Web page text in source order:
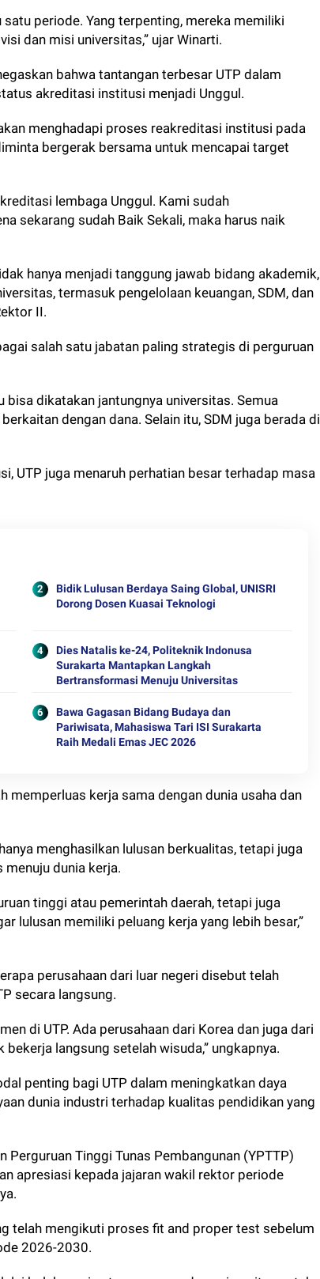
periode. Yang terpenting, mereka memiliki
dan misi universitas,” ujar Winarti.
bahwa tantangan terbesar UTP dalam
akreditasi institusi menjadi Unggul.
menghadapi proses reakreditasi institusi pada
bergerak bersama untuk mencapai target
lembaga Unggul. Kami sudah
sekarang sudah Baik Sekali, maka harus naik
hanya menjadi tanggung jawab bidang akademik,
termasuk pengelolaan keuangan, SDM, dan
II.
salah satu jabatan paling strategis di perguruan
dikatakan jantungnya universitas. Semua
dengan dana. Selain itu, SDM juga berada di
UTP juga menaruh perhatian besar terhadap masa
Bidik Lulusan Berdaya Saing Global, UNISRI
Dorong Dosen Kuasai Teknologi
Dies Natalis ke-24, Politeknik Indonusa
Surakarta Mantapkan Langkah
Bertransformasi Menuju Universitas
Bawa Gagasan Bidang Budaya dan
Pariwisata, Mahasiswa Tari ISI Surakarta
Raih Medali Emas JEC 2026
memperluas kerja sama dengan dunia usaha dan
menghasilkan lulusan berkualitas, tetapi juga
dunia kerja.
tinggi atau pemerintah daerah, tetapi juga
lulusan memiliki peluang kerja yang lebih besar,”
perusahaan dari luar negeri disebut telah
secara langsung.
di UTP. Ada perusahaan dari Korea dan juga dari
langsung setelah wisuda,” ungkapnya.
penting bagi UTP dalam meningkatkan daya
dunia industri terhadap kualitas pendidikan yang
Perguruan Tinggi Tunas Pembangunan (YPTTP)
apresiasi kepada jajaran wakil rektor periode
telah mengikuti proses fit and proper test sebelum
2026-2030.